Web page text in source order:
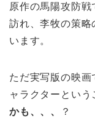
原作の馬陽攻防
訪れ、李牧の策略
います。
ただ実写版の映画
ャラクターとい
かも、、、
？